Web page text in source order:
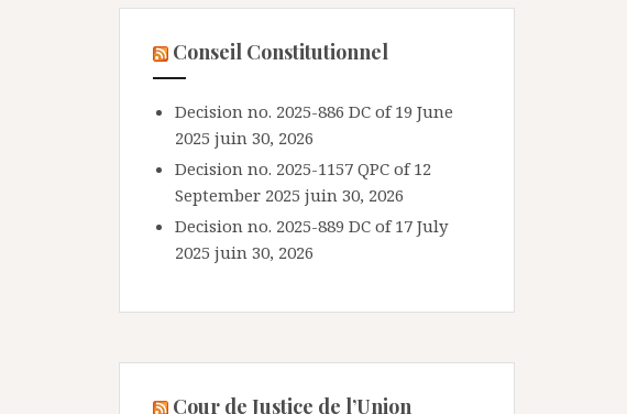
Conseil Constitutionnel
Decision no. 2025-886 DC of 19 June
2025 juin 30, 2026
Decision no. 2025-1157 QPC of 12
September 2025 juin 30, 2026
Decision no. 2025-889 DC of 17 July
2025 juin 30, 2026
Cour de Justice de l’Union